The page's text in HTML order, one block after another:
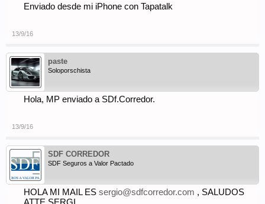
Enviado desde mi iPhone con Tapatalk
13/9/16
paste
Soloporschista
Hola, MP enviado a SDf.Corredor.
13/9/16
SDF CORREDOR
SDF Seguros a Valor Pactado
HOLA MI MAIL ES sergio@sdfcorredor.com , SALUDOS